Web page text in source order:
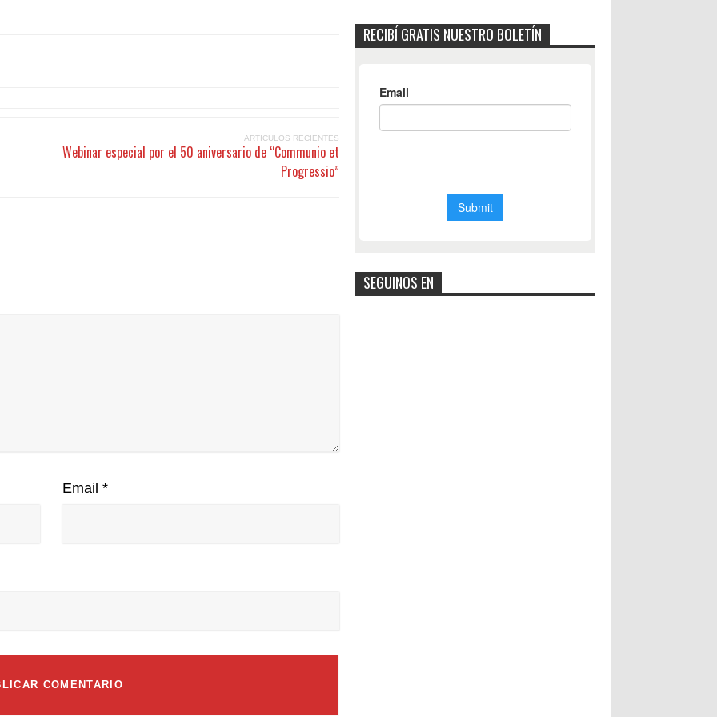
ARTICULOS RECIENTES
Webinar especial por el 50 aniversario de “Communio et
Progressio”
Email*
RECIBÍ GRATIS NUESTRO BOLETÍN
SEGUINOS EN